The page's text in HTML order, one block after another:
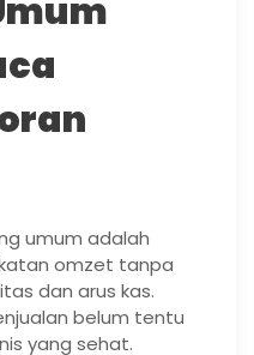
umum adalah
omzet tanpa
dan arus kas.
belum tentu
yang sehat.